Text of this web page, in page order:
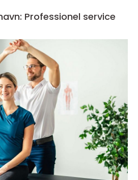
Professionel service